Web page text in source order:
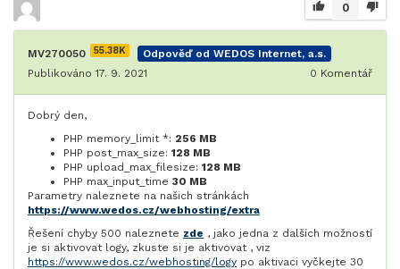
0
MV270050 55.38K
Odpověď od WEDOS Internet, a.s.
Publikováno 17. 9. 2021
0 Komentář
Dobrý den,
PHP memory_limit *: 256 MB
PHP post_max_size: 128 MB
PHP upload_max_filesize: 128 MB
PHP max_input_time 30 MB
Parametry naleznete na našich stránkách
https://www.wedos.cz/webhosting/extra
Řešení chyby 500 naleznete zde , jako jedna z dalších možností
je si aktivovat logy, zkuste si je aktivovat , viz
https://www.wedos.cz/webhosting/logy po aktivaci vyčkejte 30